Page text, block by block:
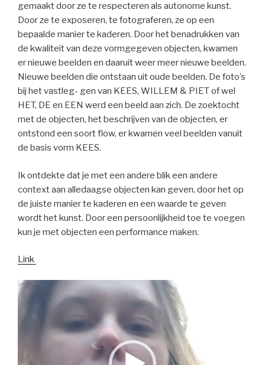
gemaakt door ze te respecteren als autonome kunst.
Door ze te exposeren, te fotograferen, ze op een
bepaalde manier te kaderen. Door het benadrukken van
de kwaliteit van deze vormgegeven objecten, kwamen
er nieuwe beelden en daaruit weer meer nieuwe beelden.
Nieuwe beelden die ontstaan uit oude beelden. De foto’s
bij het vastleg- gen van KEES, WILLEM & PIET of wel
HET, DE en EEN werd een beeld aan zich. De zoektocht
met de objecten, het beschrijven van de objecten, er
ontstond een soort flow, er kwamen veel beelden vanuit
de basis vorm KEES.
Ik ontdekte dat je met een andere blik een andere
context aan alledaagse objecten kan geven, door het op
de juiste manier te kaderen en een waarde te geven
wordt het kunst. Door een persoonlijkheid toe te voegen
kun je met objecten een performance maken.
Link
Videospeler